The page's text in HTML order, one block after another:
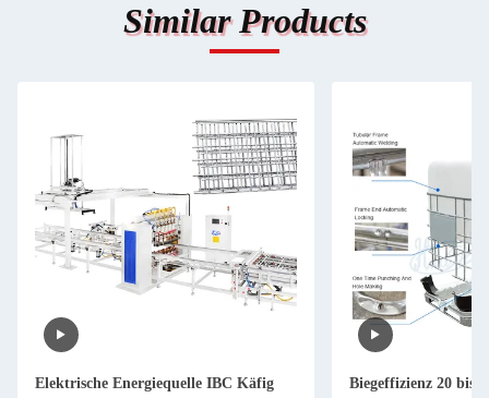
Similar Products
Elektrische Energiequelle IBC Käfig
Biegeffizienz 20 bis